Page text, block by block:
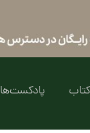
کتاب پادکست‌ها